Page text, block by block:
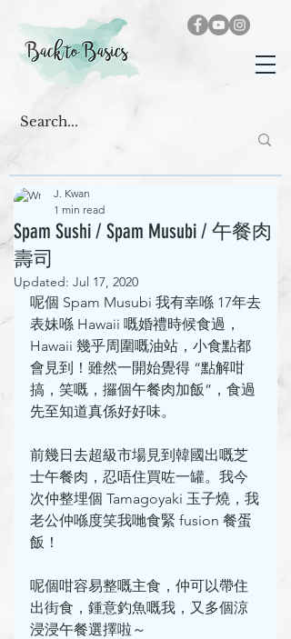
Spam Sushi / Spam Musubi / 午餐肉
壽司
J. Kwan
1 min read
Updated: Jul 17, 2020
呢個 Spam Musubi 我有幸喺 17年去
表妹喺 Hawaii 嘅婚禮時候食過，
Hawaii 幾乎周圍嘅油站，小食點都
會見到！雖然一開始覺得 “點解咁
搞，笑嘅，攞個午餐肉加飯”，食過
先至知道真係好好味。
前幾日去超級市場見到韓國出嘅芝
士午餐肉，忍唔住買咗一罐。我今
次仲整埋個 Tamagoyaki 玉子燒，我
老公仲喺度笑我哋食緊 fusion 餐蛋
飯！
呢個咁容易整嘅主食，仲可以帶住
出街食，鍾意釣魚嘅我，又多個涼
浸浸午餐選擇啦～